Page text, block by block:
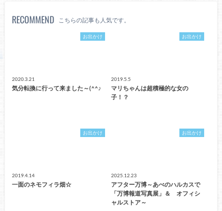
RECOMMEND こちらの記事も人気です。
お出かけ
2020.3.21
気分転換に行って来ました～(^^♪
お出かけ
2019.5.5
マリちゃんは超積極的な女の
子！？
お出かけ
2019.4.14
一面のネモフィラ畑☆
お出かけ
2025.12.23
アフター万博～あべのハルカスで
「万博報道写真展」＆ オフィシ
ャルストア～